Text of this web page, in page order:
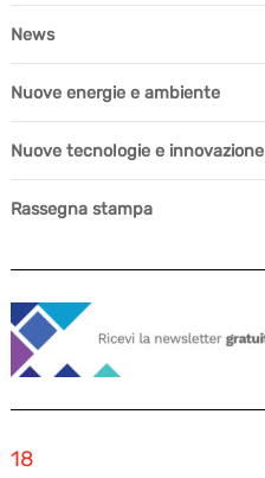
News
Nuove energie e ambiente
Nuove tecnologie e innovazione
Rassegna stampa
18